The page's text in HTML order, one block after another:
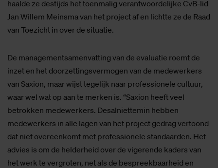
haalde ze destijds het toenmalig verantwoordelijke CvB-lid
Jan Willem Meinsma van het project af en lichtte ze de Raad
van Toezicht in over de situatie.
De managementsamenvatting van de evaluatie roemt de
inzet en het doorzettingsvermogen van de medewerkers
van Saxion, maar wijst tegelijk naar professionele cultuur,
waar wel wat op aan te merken is. “Saxion heeft veel
betrokken medewerkers. Desalniettemin hebben
medewerkers in alle lagen van het project gedrag vertoond
dat niet overeenkomt met professionele standaarden. Het
advies is om de helderheid over de vigerende kaders van
het werk te vergroten, net als de bespreekbaarheid en